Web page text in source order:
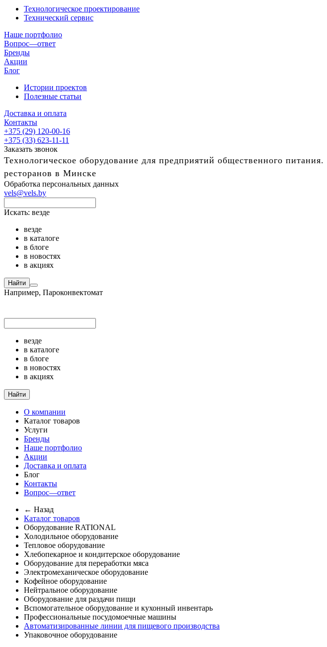
Технологическое проектирование
Технический сервис
Наше портфолио
Вопрос—ответ
Бренды
Акции
Блог
Истории проектов
Полезные статьи
Доставка и оплата
Контакты
+375 (29) 120-00-16
+375 (33) 623-11-11
Заказать звонок
Технологическое оборудование для предприятий общественного
ресторанов в Минске
Обработка персональных данных
vels@vels.by
Искать: везде
везде
в каталоге
в блоге
в новостях
в акциях
Найти
Например, Пароконвектомат
везде
в каталоге
в блоге
в новостях
в акциях
Найти
О компании
Каталог товаров
Услуги
Бренды
Наше портфолио
Акции
Доставка и оплата
Блог
Контакты
Вопрос—ответ
← Назад
Каталог товаров
Оборудование RATIONAL
Холодильное оборудование
Тепловое оборудование
Хлебопекарное и кондитерское оборудование
Оборудование для переработки мяса
Электромеханическое оборудование
Кофейное оборудование
Нейтральное оборудование
Оборудование для раздачи пищи
Вспомогательное оборудование и кухонный инвентарь
Профессиональные посудомоечные машины
Автоматизированные линии для пищевого производства
Упаковочное оборудование